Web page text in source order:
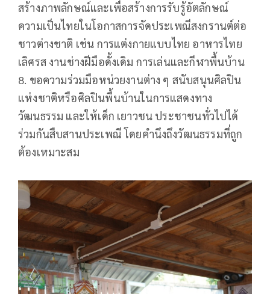
สร้างภาพลักษณ์และเพื่อสร้างการรับรู้อัตลักษณ์
ความเป็นไทยในโอกาสการจัดประเพณีสงกรานต์ต่อ
ชาวต่างชาติ เช่น การแต่งกายแบบไทย อาหารไทย
เลิศรส งานช่างฝีมือดั้งเดิม การเล่นและกีฬาพื้นบ้าน
8. ขอความร่วมมือหน่วยงานต่าง ๆ สนับสนุนศิลปิน
แห่งชาติหรือศิลปินพื้นบ้านในการแสดงทาง
วัฒนธรรม และให้เด็ก เยาวชน ประชาชนทั่วไปได้
ร่วมกันสืบสานประเพณี โดยคำนึงถึงวัฒนธรรมที่ถูก
ต้องเหมาะสม